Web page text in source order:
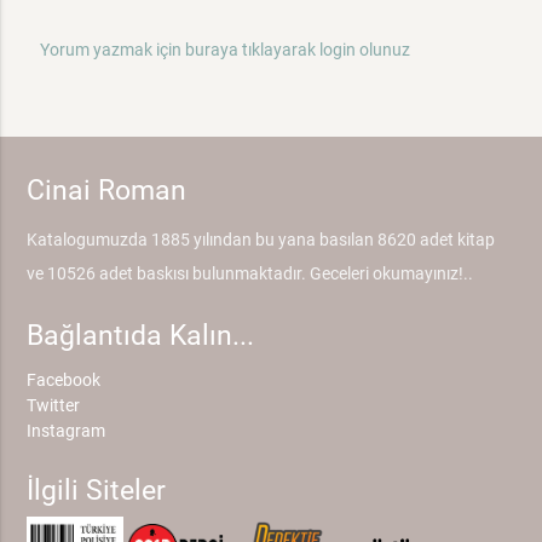
Yorum yazmak için buraya tıklayarak login olunuz
Cinai Roman
Katalogumuzda 1885 yılından bu yana basılan 8620 adet kitap
ve 10526 adet baskısı bulunmaktadır. Geceleri okumayınız!..
Bağlantıda Kalın...
Facebook
Twitter
Instagram
İlgili Siteler